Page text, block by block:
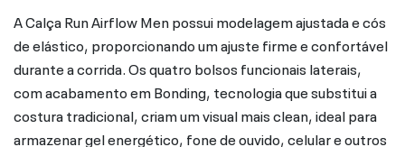
A Calça Run Airflow Men possui modelagem ajustada e cós
de elástico, proporcionando um ajuste firme e confortável
durante a corrida. Os quatro bolsos funcionais laterais,
com acabamento em Bonding, tecnologia que substitui a
costura tradicional, criam um visual mais clean, ideal para
armazenar gel energético, fone de ouvido, celular e outros